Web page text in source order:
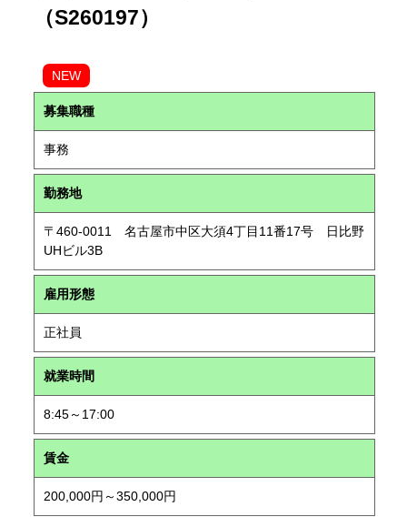
（S260197）
NEW
募集職種
事務
勤務地
〒460-0011 名古屋市中区大須4丁目11番17号 日比野
UHビル3B
雇用形態
正社員
就業時間
8:45～17:00
賃金
200,000円～350,000円